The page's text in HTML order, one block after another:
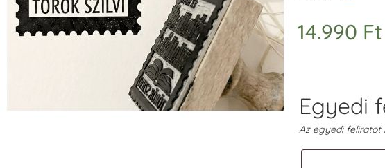
14.990 Ft
Egyedi
Az egyedi feliratot